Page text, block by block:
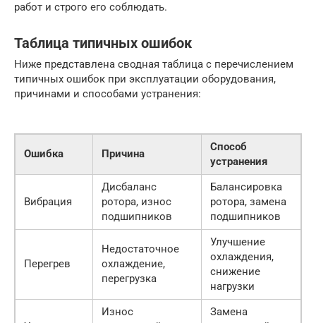
работ и строго его соблюдать.
Таблица типичных ошибок
Ниже представлена сводная таблица с перечислением
типичных ошибок при эксплуатации оборудования,
причинами и способами устранения:
Ошибка Причина
Способ
устранения
Вибрация
Дисбаланс
ротора, износ
подшипников
Балансировка
ротора, замена
подшипников
Перегрев
Недостаточное
охлаждение,
перегрузка
Улучшение
охлаждения,
снижение
нагрузки
Износ
Замена